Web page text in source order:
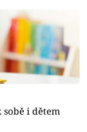
i dětem